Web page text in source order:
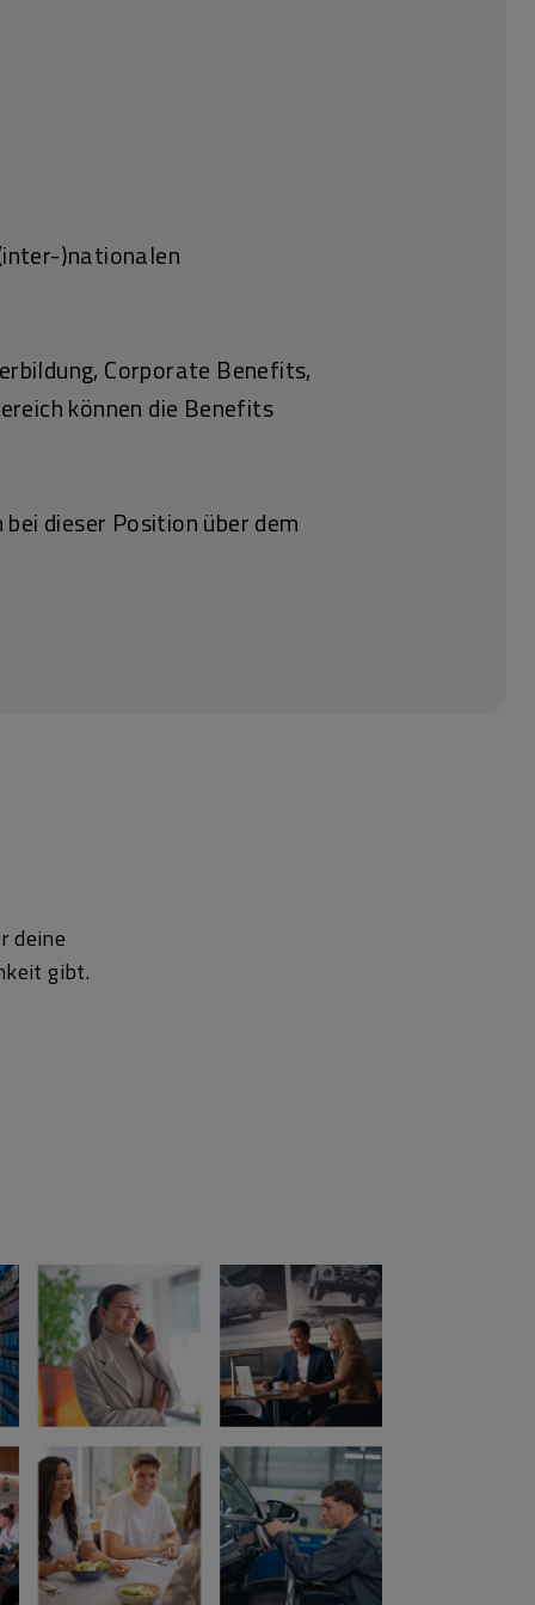
)nationalen
Corporate Benefits,
können die Benefits
dieser Position über dem
deine
gibt.